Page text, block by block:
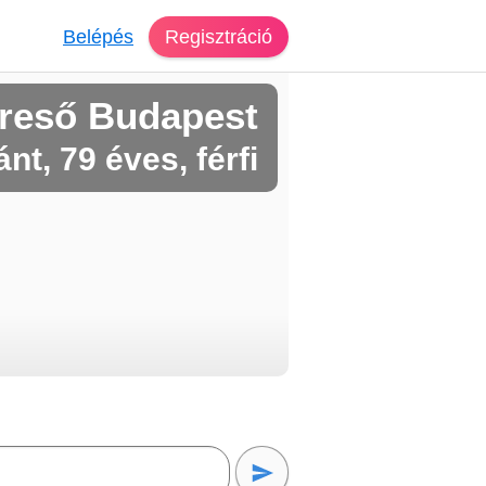
Belépés Regisztráció
Budapest
79 éves, férfi